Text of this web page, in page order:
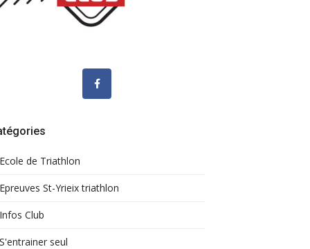
Ecole de Triathlon
Epreuves St-Yrieix triathlon
Infos Club
S'entrainer seul